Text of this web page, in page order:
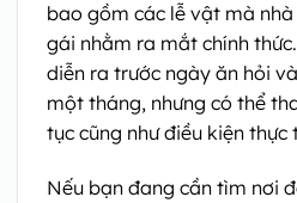
bao gồm các lễ vật mà
gái nhằm ra mắt chính
diễn ra trước ngày ăn hỏi
một tháng, nhưng có thể
tục cũng như điều kiện thực
Nếu bạn đang cần tìm nơi